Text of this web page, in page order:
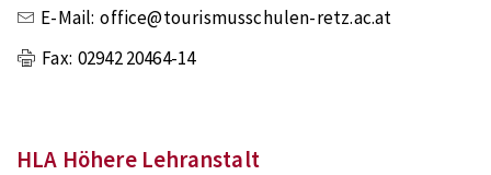
E-Mail: office@tourismusschulen-retz.ac.at
Fax: 02942 20464-14
HLA Höhere Lehranstalt